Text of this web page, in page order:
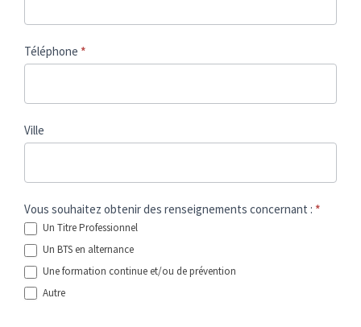
Téléphone *
Ville
Vous souhaitez obtenir des renseignements concernant : *
Un Titre Professionnel
Un BTS en alternance
Une formation continue et/ou de prévention
Autre